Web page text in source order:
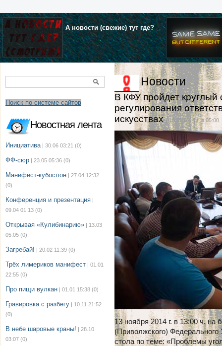
А новости (свежие) тут где?
Поиск по системе сайтов
Новостная лента
Инициатива | 30.06 03:21 (0)
ФФ-сюр | 23.05 05:36 (0)
Манифест-кубослон | 27.04 12:32
(0)
Конференция и презентация |
09.04 01:13 (0)
Открывая «Кулибинарию» | 13.03
05:05 (0)
Загребай! | 20.02 11:39 (0)
Трёх лимериков манифест | 01.01
22:55 (0)
Про пищи вулкан | 01.01 15:38 (0)
Гравировка с разбегу | 10.11 21:52
(0)
В небе шаровые краны! | 28.10
03:07 (0)
Новости
В КФУ пройдет круглый
регулирования
искусствах| 13.11.2014 г. в 05:00
13 ноября 2014 г. в 13:00 ч. на
(Приволжского) Федерального
стола по теме: «Проблемы